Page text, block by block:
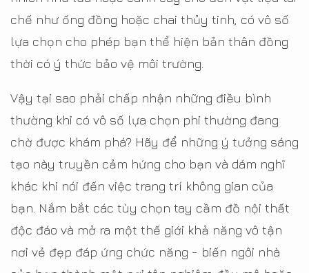
chế như ống đồng hoặc chai thủy tinh, có vô số
lựa chọn cho phép bạn thể hiện bản thân đồng
thời có ý thức bảo vệ môi trường.
Vậy tại sao phải chấp nhận những điều bình
thường khi có vô số lựa chọn phi thường đang
chờ được khám phá? Hãy để những ý tưởng sáng
tạo này truyền cảm hứng cho bạn và dám nghĩ
khác khi nói đến việc trang trí không gian của
bạn. Nắm bắt các tùy chọn tay cầm đồ nội thất
độc đáo và mở ra một thế giới khả năng vô tận
nơi vẻ đẹp đáp ứng chức năng - biến ngôi nhà